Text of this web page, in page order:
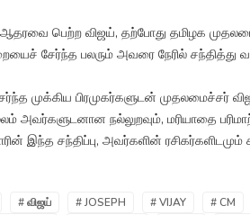
பெற்ற விஜய், தற்போது தமிழக
சேர்ந்த பலரும் அவரை நேரில் சந்தித்து
முக்கிய பிரமுகர்களுடன் முதலமைச்சர்
அவர்களுடனான நல்லுறவும், மரியாதை
இந்த சந்திப்பு, அவர்களின்
# விஜய் # JOSEPH # VIJAY # CM